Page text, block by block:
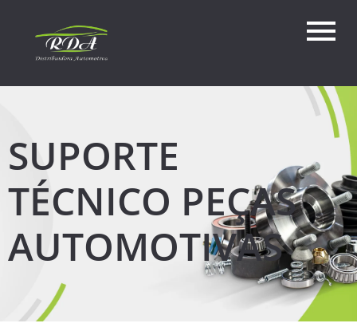
SUPORTE
TÉCNICO PEÇAS
AUTOMOTIVAS